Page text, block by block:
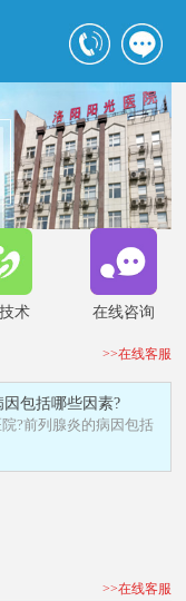
术 在线咨询
>>在线客服
包括哪些因素?
?前列腺炎的病因包括
>>在线客服